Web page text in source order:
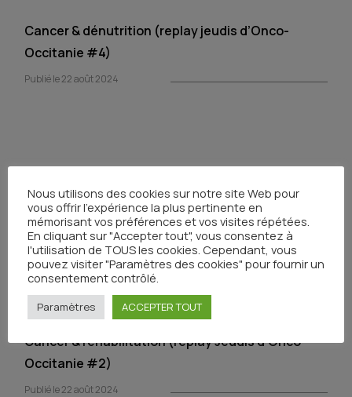
Cancer & dénutrition (replay jeudis d’Onco-
Occitanie #4)
Publié le 22 août 2024
jeunes adultes (replay Jeudis d’Onco-
Occitanie#3)
Publié le 22 août 2024
Cancer & réhabilitation (replay Jeudis d’Onco-
Occitanie #2)
Publié le 22 août 2024
Nous utilisons des cookies sur notre site Web pour
vous offrir l'expérience la plus pertinente en
mémorisant vos préférences et vos visites répétées.
En cliquant sur "Accepter tout", vous consentez à
l'utilisation de TOUS les cookies. Cependant, vous
pouvez visiter "Paramètres des cookies" pour fournir un
consentement contrôlé.
Paramètres ACCEPTER TOUT